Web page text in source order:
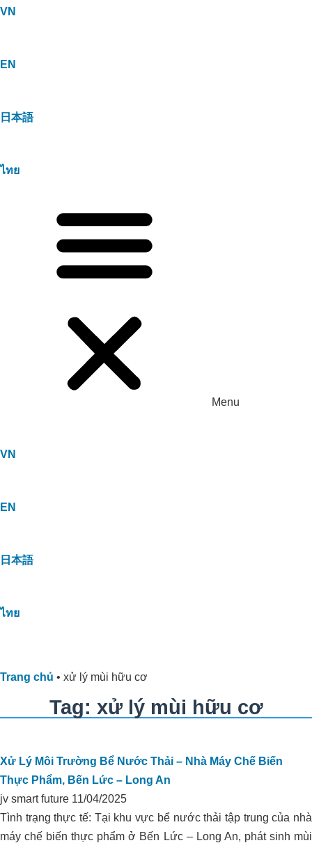
VN
EN
日本語
ไทย
Menu
VN
EN
日本語
ไทย
Trang chủ • xử lý mùi hữu cơ
Tag: xử lý mùi hữu cơ
Xử Lý Môi Trường Bể Nước Thải – Nhà Máy Chế Biến
Thực Phẩm, Bến Lức – Long An
jv smart future 11/04/2025
Tình trạng thực tế: Tại khu vực bể nước thải tập trung của nhà
máy chế biến thực phẩm ở Bến Lức – Long An, phát sinh mùi